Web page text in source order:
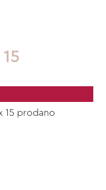
15 prodano